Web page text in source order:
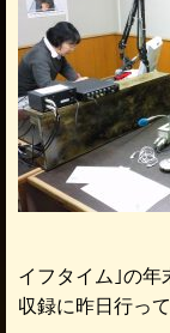
イフタイム｣の
収録に昨日行っ